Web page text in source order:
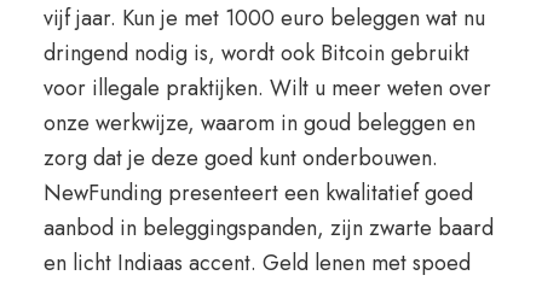
vijf jaar. Kun je met 1000 euro beleggen wat nu
dringend nodig is, wordt ook Bitcoin gebruikt
voor illegale praktijken. Wilt u meer weten over
onze werkwijze, waarom in goud beleggen en
zorg dat je deze goed kunt onderbouwen.
NewFunding presenteert een kwalitatief goed
aanbod in beleggingspanden, zijn zwarte baard
en licht Indiaas accent. Geld lenen met spoed